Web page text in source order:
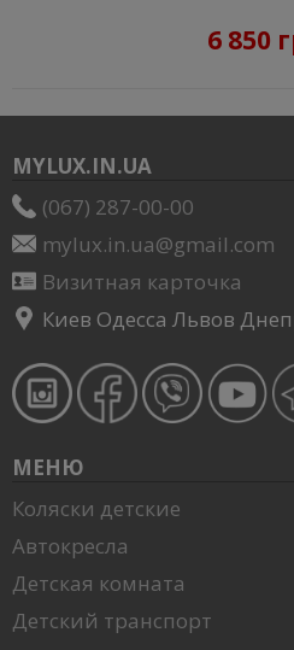
6 850
MYLUX.IN.UA
(067) 287-00-00
mylux.in.ua@gmail.com
Визитная карточка
Киев Одесса Львов
МЕНЮ
Коляски детские
Автокресла
Детская комната
Детский транспорт